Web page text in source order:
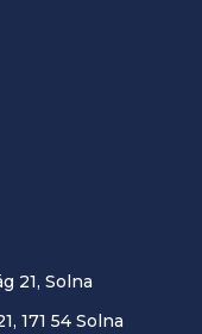
21, Solna
171 54 Solna